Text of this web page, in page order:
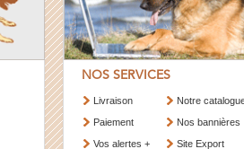
NOS SERVICES
Livraison
Paiement
Vos alertes +
Notre
Nos bannières
Site Export